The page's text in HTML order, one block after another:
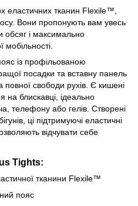
еластичних тканин Flexile™,
Вони пропонують вам увесь
обсяг і максимально
із профільованою
посадки та вставну панель
свободи рухів. Є кишені
на блискавці, ідеально
телефону або гелів. Створені
ці підтримуючі еластичні
відчувати себе
Tights:
тканини Flexile™
пояс